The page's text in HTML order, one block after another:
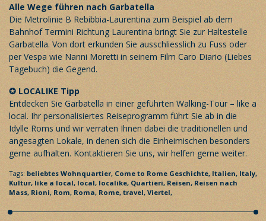
Alle Wege führen nach Garbatella
Die Metrolinie B Rebibbia-Laurentina zum Beispiel ab dem
Bahnhof Termini Richtung Laurentina bringt Sie zur Haltestelle
Garbatella. Von dort erkunden Sie ausschliesslich zu Fuss oder
per Vespa wie Nanni Moretti in seinem Film Caro Diario (Liebes
Tagebuch) die Gegend.
✪ LOCALIKE Tipp
Entdecken Sie Garbatella in einer geführten Walking-Tour – like a
local. Ihr personalisiertes Reiseprogramm führt Sie ab in die
Idylle Roms und wir verraten Ihnen dabei die traditionellen und
angesagten Lokale, in denen sich die Einheimischen besonders
gerne aufhalten. Kontaktieren Sie uns, wir helfen gerne weiter.
Tags: beliebtes Wohnquartier, Come to Rome Geschichte, Italien,Italy,
Kultur, like a local, local, localike, Quartieri, Reisen, Reisen nach
Mass, Rioni, Rom, Roma, Rome, travel, Viertel,